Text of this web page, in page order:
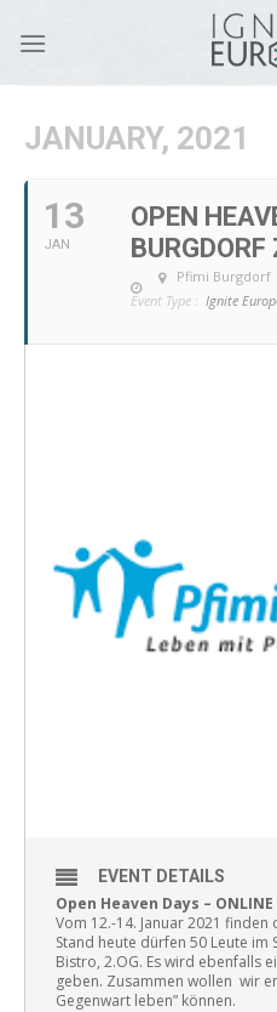
JANUARY, 2021
13
JAN
OPEN
BURGDORF
Pfimi Burgdorf
Event Type : Ignite
EVENT DETAILS
Open Heaven Days – ONLINE
Vom 12.-14. Januar 2021
Stand heute dürfen 50 Leute im
Bistro, 2.OG. Es wird ebenfalls
geben. Zusammen wollen wir
Gegenwart leben” können.